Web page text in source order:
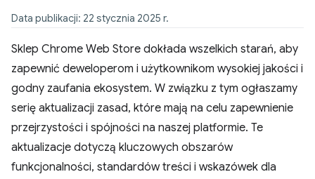
Data publikacji: 22 stycznia 2025 r.
Sklep Chrome Web Store dokłada wszelkich starań, aby
zapewnić deweloperom i użytkownikom wysokiej jakości i
godny zaufania ekosystem. W związku z tym ogłaszamy
serię aktualizacji zasad, które mają na celu zapewnienie
przejrzystości i spójności na naszej platformie. Te
aktualizacje dotyczą kluczowych obszarów
funkcjonalności, standardów treści i wskazówek dla